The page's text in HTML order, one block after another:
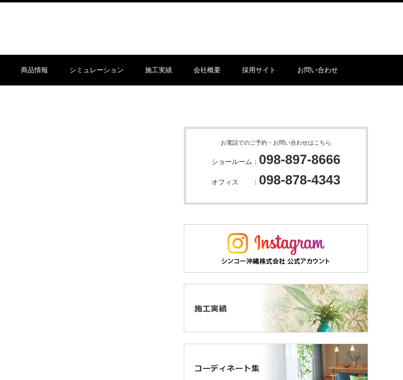
商品情報 シミュレーション 施工実績 会社概要 採用サイト お問い合わせ
お電話でのご予約・お問い合わせはこちら
ショールーム： 098-897-8666
オフィス ： 098-878-4343